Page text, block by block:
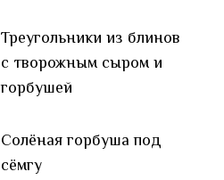
Треугольники из блинов
с творожным сыром и
горбушей
Солёная горбуша под
сёмгу